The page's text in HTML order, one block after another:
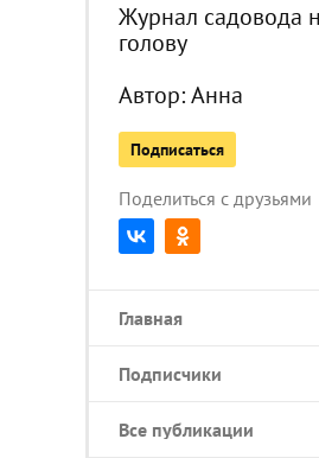
Журнал садовода
голову
Автор:Анна
Подписаться
Поделиться с друзьями
Главная
Подписчики
Все публикации